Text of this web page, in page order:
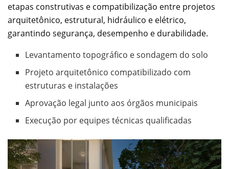
etapas construtivas e compatibilização entre projetos
arquitetônico, estrutural, hidráulico e elétrico,
garantindo segurança, desempenho e durabilidade.
Levantamento topográfico e sondagem do solo
Projeto arquitetônico compatibilizado com
estruturas e instalações
Aprovação legal junto aos órgãos municipais
Execução por equipes técnicas qualificadas